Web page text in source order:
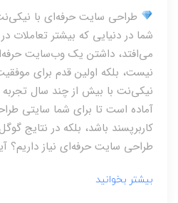
طراحی سایت حرفه‌ای با
شما در دنیایی که بیشتر تعاملات
می‌افتد، داشتن یک وب‌سایت
نیست، بلکه اولین قدم برای
نیکی‌نت با بیش از چند سال
آماده است تا برای شما سایتی
کاربرپسند باشد، بلکه در نتایج
طراحی سایت حرفه‌ای نیاز داریم؟
بیشتر بخوانید